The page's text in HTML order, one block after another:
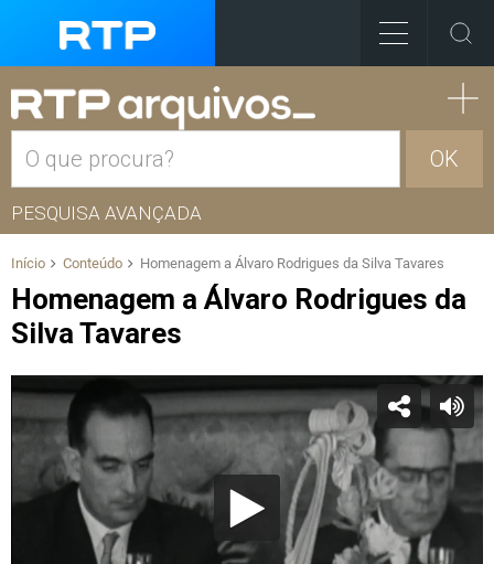
OK
PESQUISA AVANÇADA
Início Conteúdo Homenagem a Álvaro Rodrigues da Silva Tavares
Homenagem a Álvaro Rodrigues da
Silva Tavares